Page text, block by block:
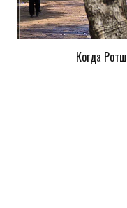
Когда